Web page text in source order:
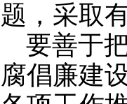
题，采取
要善于
腐倡廉建